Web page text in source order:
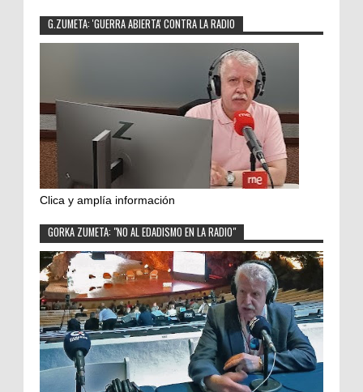
G.ZUMETA: 'GUERRA ABIERTA' CONTRA LA RADIO
Clica y amplía información
GORKA ZUMETA: "NO AL EDADISMO EN LA RADIO"